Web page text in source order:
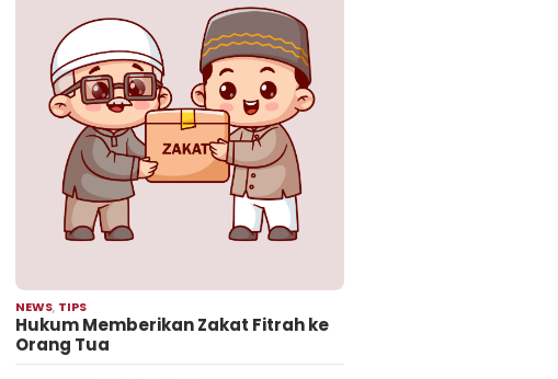
NEWS, TIPS
Hukum Memberikan Zakat Fitrah ke
Orang Tua